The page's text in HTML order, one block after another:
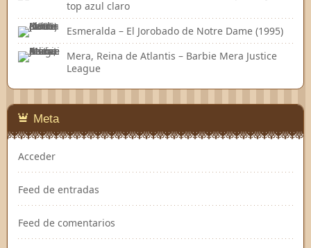
top azul claro
Esmeralda – El Jorobado de Notre Dame (1995)
Mera, Reina de Atlantis – Barbie Mera Justice
League
Meta
Acceder
Feed de entradas
Feed de comentarios